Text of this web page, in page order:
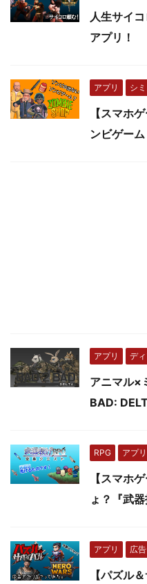
人生サイ
アプリ！
アプリ シ
【スマホ
ンビゲー
アプリ デ
アニマル×
BAD:
RPG アプリ
【スマホ
ょ？『武器
アプリ 広
【パズル